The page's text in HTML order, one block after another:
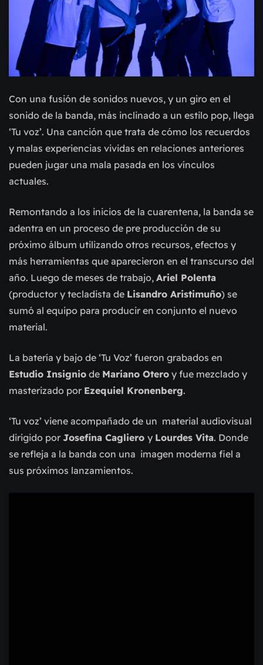
Con una fusión de sonidos nuevos, y un giro en el
sonido de la banda, más inclinado a un estilo pop, llega
‘Tu voz’. Una canción que trata de cómo los recuerdos
y malas experiencias vividas en relaciones anteriores
pueden jugar una mala pasada en los vínculos
actuales.
Remontando a los inicios de la cuarentena, la banda se
adentra en un proceso de pre producción de su
próximo álbum utilizando otros recursos, efectos y
más herramientas que aparecieron en el transcurso del
año. Luego de meses de trabajo, Ariel Polenta
(productor y tecladista de Lisandro Aristimuño) se
sumó al equipo para producir en conjunto el nuevo
material.
La batería y bajo de ‘Tu Voz’ fueron grabados en
Estudio Insignio de Mariano Otero y fue mezclado y
masterizado por Ezequiel Kronenberg.
‘Tu voz’ viene acompañado de un material audiovisual
dirigido por Josefina Cagliero y Lourdes Vita. Donde
se refleja a la banda con una imagen moderna fiel a
sus próximos lanzamientos.